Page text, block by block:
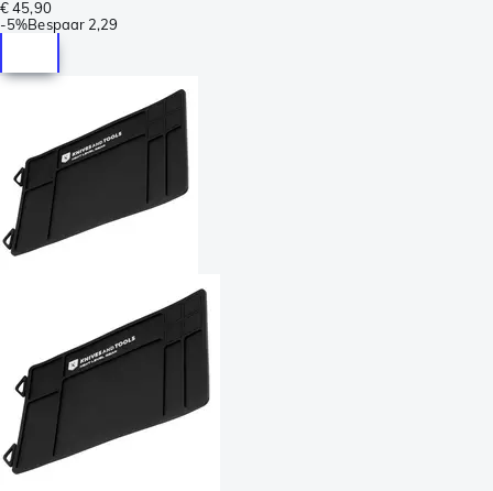
€ 45,90
-5%Bespaar 2,29